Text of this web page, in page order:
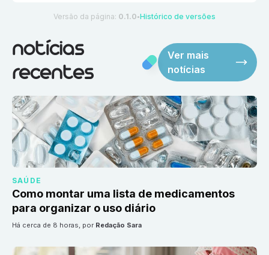
Versão da página: 0.1.0 ●Histórico de versões
notícias
recentes
Ver mais
notícias
SAÚDE
Como montar uma lista de medicamentos
para organizar o uso diário
há cerca de 8 horas, por Redação Sara